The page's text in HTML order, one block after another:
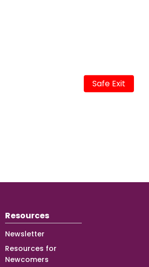
Safe Exit
Resources
Newsletter
Resources for
Newcomers